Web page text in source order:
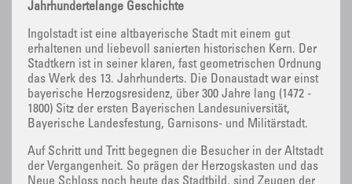
Jahrhundertelange Geschichte
Ingolstadt ist eine altbayerische Stadt mit einem gut
erhaltenen und liebevoll sanierten historischen Kern. Der
Stadtkern ist in seiner klaren, fast geometrischen Ordnung
das Werk des 13. Jahrhunderts. Die Donaustadt war einst
bayerische Herzogsresidenz, über 300 Jahre lang (1472 -
1800) Sitz der ersten Bayerischen Landesuniversität,
Bayerische Landesfestung, Garnisons- und Militärstadt.
Auf Schritt und Tritt begegnen die Besucher in der Altstadt
der Vergangenheit. So prägen der Herzogskasten und das